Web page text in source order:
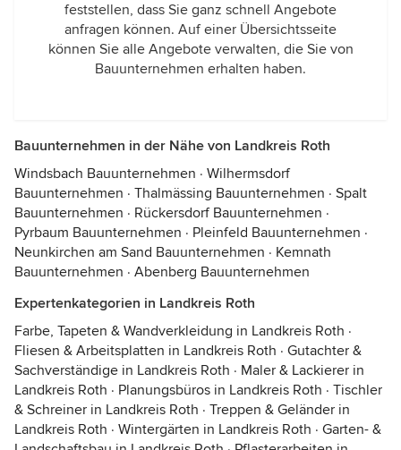
feststellen, dass Sie ganz schnell Angebote
anfragen können. Auf einer Übersichtsseite
können Sie alle Angebote verwalten, die Sie von
Bauunternehmen erhalten haben.
Bauunternehmen in der Nähe von Landkreis Roth
Windsbach Bauunternehmen · Wilhermsdorf
Bauunternehmen · Thalmässing Bauunternehmen · Spalt
Bauunternehmen · Rückersdorf Bauunternehmen ·
Pyrbaum Bauunternehmen · Pleinfeld Bauunternehmen ·
Neunkirchen am Sand Bauunternehmen · Kemnath
Bauunternehmen · Abenberg Bauunternehmen
Expertenkategorien in Landkreis Roth
Farbe, Tapeten & Wandverkleidung in Landkreis Roth ·
Fliesen & Arbeitsplatten in Landkreis Roth · Gutachter &
Sachverständige in Landkreis Roth · Maler & Lackierer in
Landkreis Roth · Planungsbüros in Landkreis Roth · Tischler
& Schreiner in Landkreis Roth · Treppen & Geländer in
Landkreis Roth · Wintergärten in Landkreis Roth · Garten- &